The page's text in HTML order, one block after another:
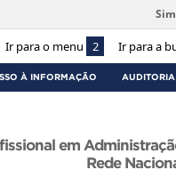
Ir para o menu 2 Ir para a
À INFORMAÇÃO AUDITORIA
em
Rede